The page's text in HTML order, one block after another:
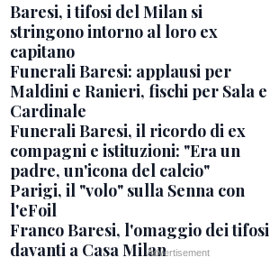
Baresi, i tifosi del Milan si
stringono intorno al loro ex
capitano
Funerali Baresi: applausi per
Maldini e Ranieri, fischi per Sala e
Cardinale
Funerali Baresi, il ricordo di ex
compagni e istituzioni: "Era un
padre, un'icona del calcio"
Parigi, il "volo" sulla Senna con
l'eFoil
Franco Baresi, l'omaggio dei tifosi
davanti a Casa Milan